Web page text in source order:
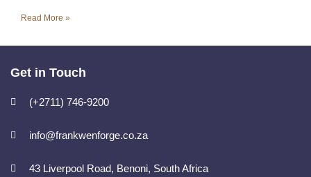
Read More »
Get in Touch
(+2711) 746-9200
info@frankwenforge.co.za
43 Liverpool Road, Benoni, South Africa